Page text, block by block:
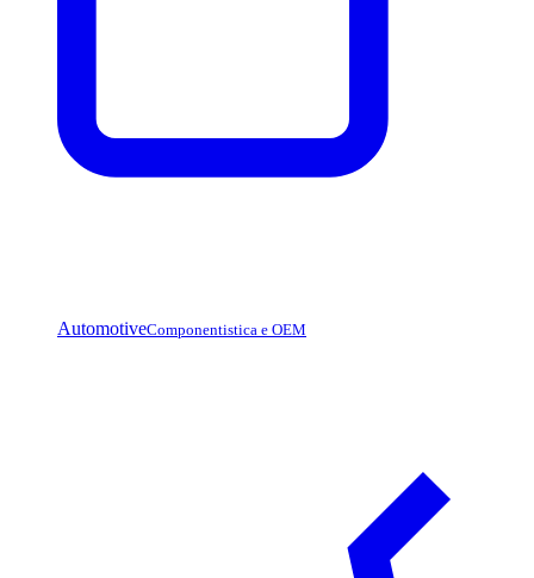
AutomotiveComponentistica e OEM